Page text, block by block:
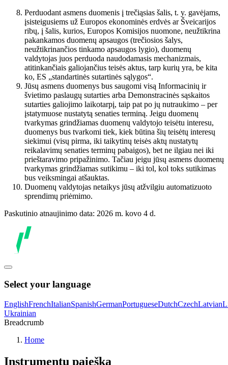
Perduodant asmens duomenis į trečiąsias šalis, t. y. gavėjams,
įsisteigusiems už Europos ekonominės erdvės ar Šveicarijos
ribų, į šalis, kurios, Europos Komisijos nuomone, neužtikrina
pakankamos duomenų apsaugos (trečiosios šalys,
neužtikrinančios tinkamo apsaugos lygio), duomenų
valdytojas juos perduoda naudodamasis mechanizmais,
atitinkančiais galiojančius teisės aktus, tarp kurių yra, be kita
ko, ES „standartinės sutartinės sąlygos“.
Jūsų asmens duomenys bus saugomi visą Informacinių ir
švietimo paslaugų sutarties arba Demonstracinės sąskaitos
sutarties galiojimo laikotarpį, taip pat po jų nutraukimo – per
įstatymuose nustatytą senaties terminą. Jeigu duomenų
tvarkymas grindžiamas duomenų valdytojo teisėtu interesu,
duomenys bus tvarkomi tiek, kiek būtina šių teisėtų interesų
siekimui (visų pirma, iki taikytinų teisės aktų nustatytų
reikalavimų senaties terminų pabaigos), bet ne ilgiau nei iki
prieštaravimo pripažinimo. Tačiau jeigu jūsų asmens duomenų
tvarkymas grindžiamas sutikimu – iki tol, kol toks sutikimas
bus veiksmingai atšauktas.
Duomenų valdytojas netaikys jūsų atžvilgiu automatizuoto
sprendimų priėmimo.
Paskutinio atnaujinimo data: 2026 m. kovo 4 d.
Select your language
EnglishFrenchItalianSpanishGermanPortugueseDutchCzechLatvian
Ukrainian
Breadcrumb
Home
Instrumentų paieška